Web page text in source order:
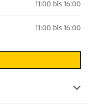
11:00 bis 16:00
11:00 bis 16:00